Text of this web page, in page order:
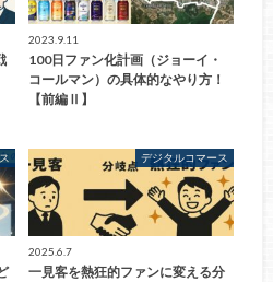
2023.9.11
100日ファン化計画（ジョーイ・
コールマン）の具体的なやり方！
【前編Ⅱ】
デジタルコマース
2025.6.7
一見客を熱狂的ファンに変える分